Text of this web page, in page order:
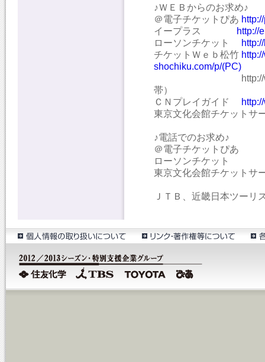
♪ＷＥＢからのお求め♪
＠電子チケットぴあ
イープラス
http://
ローソンチケット
チケットＷｅｂ松竹
shochiku.com/p/(PC)
http://
帯）
ＣＮプレイガイド
東京文化会館チケットサ
♪電話でのお求め♪
＠電子チケットぴ
ローソンチケット
東京文化会館チケットサ
ＪＴＢ、近畿日本ツー